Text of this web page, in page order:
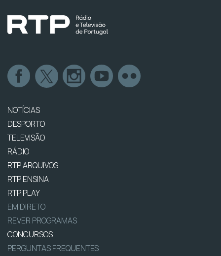
NOTÍCIAS
DESPORTO
TELEVISÃO
RÁDIO
RTP ARQUIVOS
RTP ENSINA
RTP PLAY
EM DIRETO
REVER PROGRAMAS
CONCURSOS
PERGUNTAS FREQUENTES